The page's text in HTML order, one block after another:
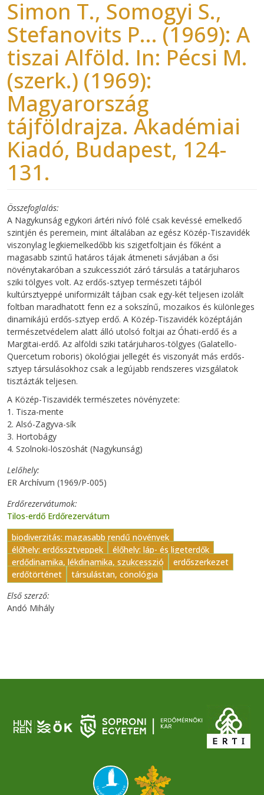
Simon T., Somogyi S.,
Stefanovits P... (1969): A
tiszai Alföld. In: Pécsi M.
(szerk.) (1969):
Magyarország
tájföldrajza. Akadémiai
Kiadó, Budapest, 124-
131.
Összefoglalás
A Nagykunság egykori ártéri nívó fölé csak kevéssé emelkedő
szintjén és peremein, mint általában az egész Közép-Tiszavidék
viszonylag legkiemelkedőbb kis szigetfoltjain és főként a
magasabb szintű határos tájak átmeneti sávjában a ősi
növénytakaróban a szukcessziót záró társulás a tatárjuharos
sziki tölgyes volt. Az erdős-sztyep természeti tájból
kultúrsztyeppé uniformizált tájban csak egy-két teljesen izolált
foltban maradhatott fenn ez a sokszínű, mozaikos és különleges
dinamikájú erdős-sztyep erdő. A Közép-Tiszavidék középtáján
természetvédelem alatt álló utolsó foltjai az Óhati-erdő és a
Margitai-erdő. Az alföldi sziki tatárjuharos-tölgyes (Galatello-
Quercetum roboris) ökológiai jellegét és viszonyát más erdős-
sztyep társulásokhoz csak a legújabb rendszeres vizsgálatok
tisztázták teljesen.
A Közép-Tiszavidék természetes növényzete:
1. Tisza-mente
2. Alsó-Zagyva-sík
3. Hortobágy
4. Szolnoki-löszöshát (Nagykunság)
Lelőhely
ER Archívum (1969/P-005)
Erdőrezervátumok
Tilos-erdő Erdőrezervátum
biodiverzitás: magasabb rendű növények
élőhely: erdőssztyeppek
élőhely: láp- és ligeterdők
erdődinamika, lékdinamika, szukcesszió
erdőszerkezet
erdőtörténet
társulástan, cönológia
Első szerző
Andó Mihály